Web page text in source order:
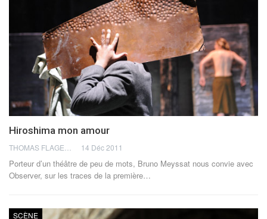
Hiroshima mon amour
14 Déc 2011
Porteur d’un théâtre de peu de mots, Bruno Meyssat nous convie avec
Observer, sur les traces de la première…
SCÈNE